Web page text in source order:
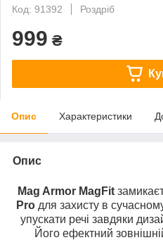
Код: 91392
Роздріб
999 ₴
Опис Характеристики
Опис
Mag Armor MagFit
Pro для захисту в
упускати речі завдяки
Його ефектний